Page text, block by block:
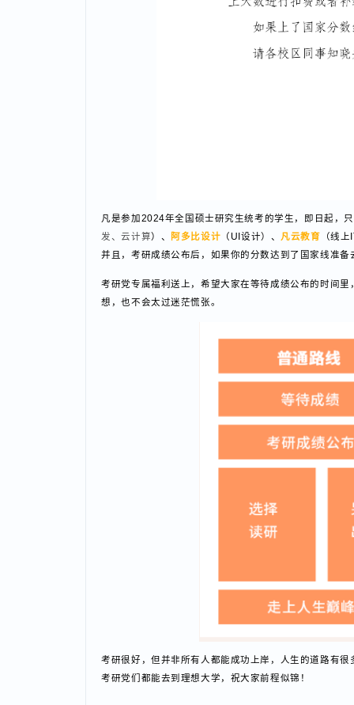
发、云计算）、阿多比设计（UI设计）、凡云教育 （
并且，考研成绩公布后，如果你的分数达到了国家线